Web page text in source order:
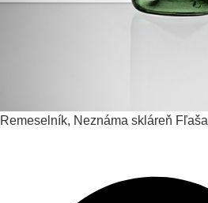
Remeselník, Neznáma skláreň Fľaša